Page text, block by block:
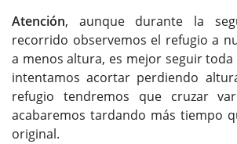
Atención, aunque durante la
recorrido observemos el refugio a
a menos altura, es mejor seguir toda
intentamos acortar perdiendo
refugio tendremos que cruzar
acabaremos tardando más tiempo
original.